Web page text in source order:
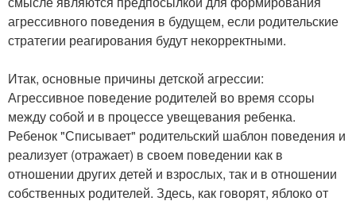
агрессивного поведения в будущем, если родительские
стратегии реагирования будут некорректными.
Итак, основные причины детской агрессии:
Агрессивное поведение родителей во время ссоры
между собой и в процессе увещевания ребенка.
Ребенок "Списывает" родительский шаблон поведения и
реализует (отражает) в своем поведении как в
отношении других детей и взрослых, так и в отношении
собственных родителей. Здесь, как говорят, яблоко от